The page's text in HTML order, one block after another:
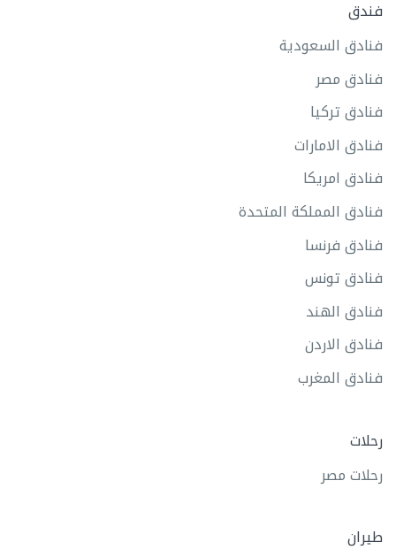
فندق
فنادق السعودية
فنادق مصر
فنادق تركيا
فنادق الامارات
فنادق امريكا
فنادق المملكة المتحدة
فنادق فرنسا
فنادق تونس
فنادق الهند
فنادق الاردن
فنادق المغرب
رحلات
رحلات مصر
طيران